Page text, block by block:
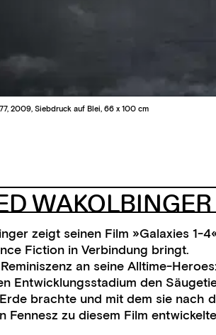
2009, Siebdruck auf Blei, 66 x 100 cm
WAKOLBINGER
zeigt seinen Film »Galaxies
Fiction in Verbindung bringt.
an seine Alltime-
Entwicklungsstadium den
brachte und mit dem sie nach
Fennesz zu diesem Film